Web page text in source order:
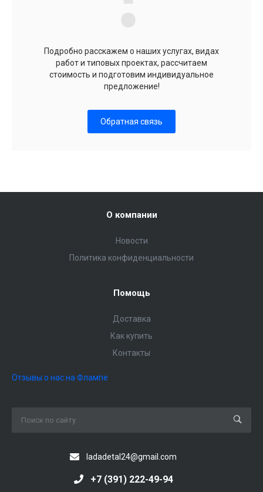
Подробно расскажем о наших услугах, видах
работ и типовых проектах, рассчитаем
стоимость и подготовим индивидуальное
предложение!
Обратная связь
О компании
Новости
Политика конфиденциальности
Помощь
Доставка
Как купить
Контакты
Отзывы о нас на Флампе
ladadetal24@gmail.com
+7 (391) 222-49-94